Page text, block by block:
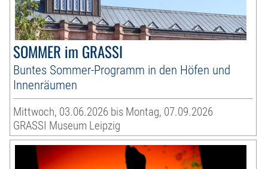
SOMMER im GRASSI
Buntes Sommer-Programm in den Höfen und
Innenräumen
Mittwoch, 03.06.2026 bis Montag, 07.09.2026
GRASSI Museum Leipzig